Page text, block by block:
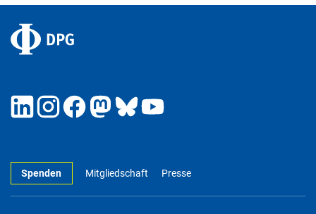
Spenden Mitgliedschaft Presse